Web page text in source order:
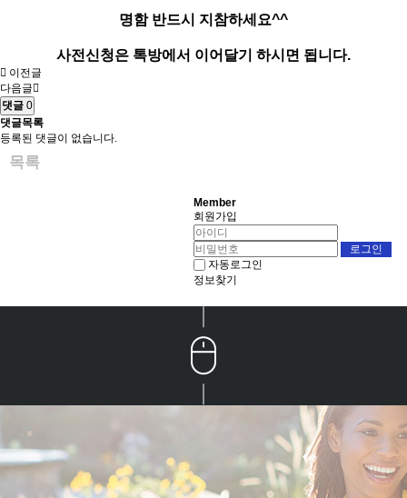
명함 반드시 지참하세요^^
사전신청은 톡방에서 이어달기 하시면 됩니다.
이전글
다음글
댓글 0
댓글목록
등록된 댓글이 없습니다.
목록
Member
회원가입
자동로그인
정보찾기